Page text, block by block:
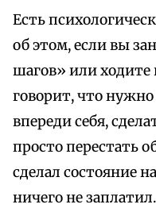
Есть
об этом, если вы
шагов» или ходите
говорит, что
впереди себя,
просто перестать
сделал состояние
ничего не заплатил.